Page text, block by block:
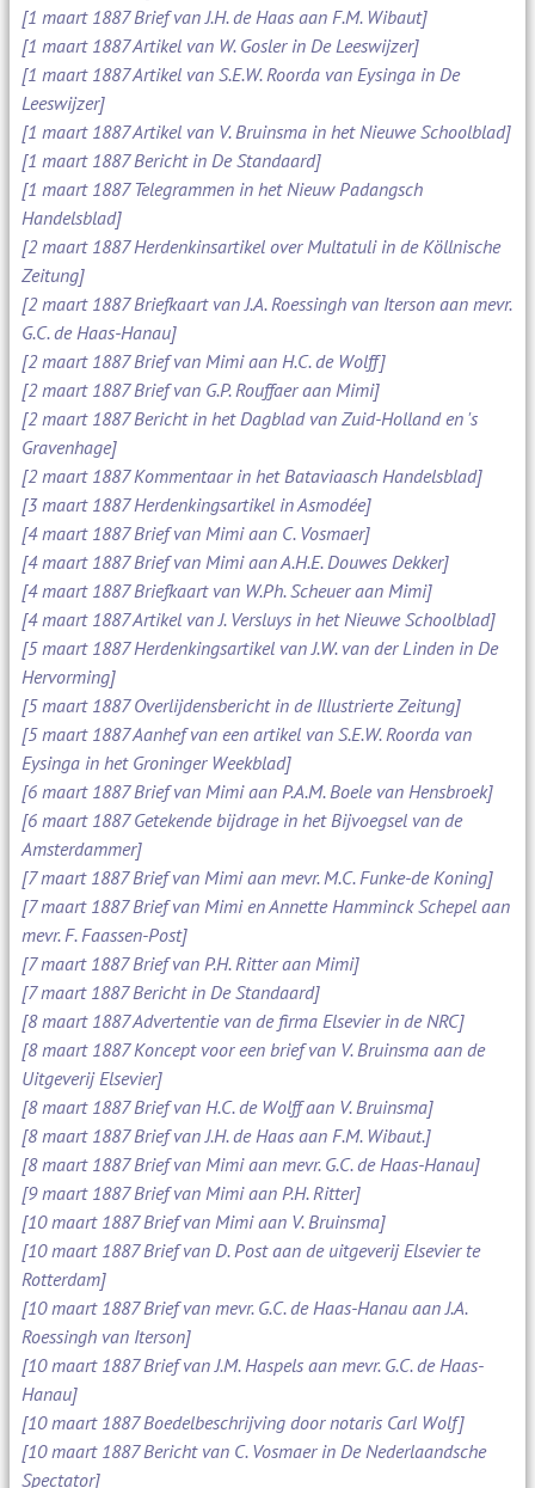
[1 maart 1887 Brief van J.H. de Haas aan F.M. Wibaut]
[1 maart 1887 Artikel van W. Gosler in De Leeswijzer]
[1 maart 1887 Artikel van S.E.W. Roorda van Eysinga in De
Leeswijzer]
[1 maart 1887 Artikel van V. Bruinsma in het Nieuwe Schoolblad]
[1 maart 1887 Bericht in De Standaard]
[1 maart 1887 Telegrammen in het Nieuw Padangsch
Handelsblad]
[2 maart 1887 Herdenkinsartikel over Multatuli in de Köllnische
Zeitung]
[2 maart 1887 Briefkaart van J.A. Roessingh van Iterson aan mevr.
G.C. de Haas-Hanau]
[2 maart 1887 Brief van Mimi aan H.C. de Wolff]
[2 maart 1887 Brief van G.P. Rouffaer aan Mimi]
[2 maart 1887 Bericht in het Dagblad van Zuid-Holland en 's
Gravenhage]
[2 maart 1887 Kommentaar in het Bataviaasch Handelsblad]
[3 maart 1887 Herdenkingsartikel in Asmodée]
[4 maart 1887 Brief van Mimi aan C. Vosmaer]
[4 maart 1887 Brief van Mimi aan A.H.E. Douwes Dekker]
[4 maart 1887 Briefkaart van W.Ph. Scheuer aan Mimi]
[4 maart 1887 Artikel van J. Versluys in het Nieuwe Schoolblad]
[5 maart 1887 Herdenkingsartikel van J.W. van der Linden in De
Hervorming]
[5 maart 1887 Overlijdensbericht in de Illustrierte Zeitung]
[5 maart 1887 Aanhef van een artikel van S.E.W. Roorda van
Eysinga in het Groninger Weekblad]
[6 maart 1887 Brief van Mimi aan P.A.M. Boele van Hensbroek]
[6 maart 1887 Getekende bijdrage in het Bijvoegsel van de
Amsterdammer]
[7 maart 1887 Brief van Mimi aan mevr. M.C. Funke-de Koning]
[7 maart 1887 Brief van Mimi en Annette Hamminck Schepel aan
mevr. F. Faassen-Post]
[7 maart 1887 Brief van P.H. Ritter aan Mimi]
[7 maart 1887 Bericht in De Standaard]
[8 maart 1887 Advertentie van de firma Elsevier in de NRC]
[8 maart 1887 Koncept voor een brief van V. Bruinsma aan de
Uitgeverij Elsevier]
[8 maart 1887 Brief van H.C. de Wolff aan V. Bruinsma]
[8 maart 1887 Brief van J.H. de Haas aan F.M. Wibaut.]
[8 maart 1887 Brief van Mimi aan mevr. G.C. de Haas-Hanau]
[9 maart 1887 Brief van Mimi aan P.H. Ritter]
[10 maart 1887 Brief van Mimi aan V. Bruinsma]
[10 maart 1887 Brief van D. Post aan de uitgeverij Elsevier te
Rotterdam]
[10 maart 1887 Brief van mevr. G.C. de Haas-Hanau aan J.A.
Roessingh van Iterson]
[10 maart 1887 Brief van J.M. Haspels aan mevr. G.C. de Haas-
Hanau]
[10 maart 1887 Boedelbeschrijving door notaris Carl Wolf]
[10 maart 1887 Bericht van C. Vosmaer in De Nederlaandsche
Spectator]